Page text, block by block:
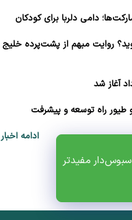
مفیدتر
دامی دلربا برای کودکان
روایت مبهم از پشت‌پرده خلیج
آغاز شد
راه توسعه و پیشرفت
ادامه اخبار